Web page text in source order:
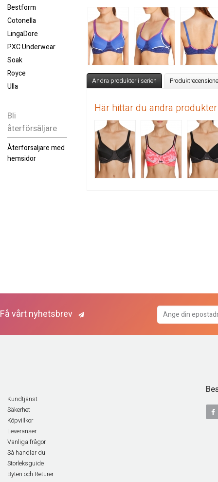
Bestform
Cotonella
LingaDore
PXC Underwear
Soak
Royce
Ulla
Bli
återförsäljare
Återförsäljare med
hemsidor
Andra produkter i serien
Här hittar du andra
Få vårt nyhetsbrev
Kundtjänst
Säkerhet
Köpvillkor
Leveranser
Vanliga frågor
Så handlar du
Storleksguide
Byten och Returer